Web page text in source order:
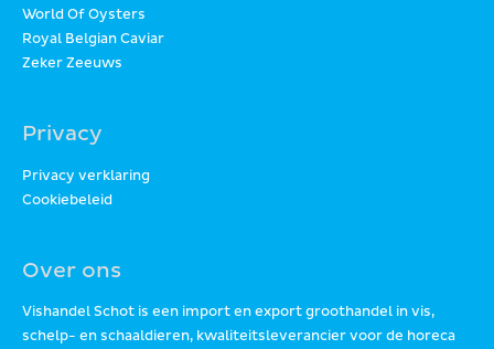
World Of Oysters
Royal Belgian Caviar
Zeker Zeeuws
Privacy
Privacy verklaring
Cookiebeleid
Over ons
Vishandel Schot is een import en export groothandel in vis,
schelp- en schaaldieren, kwaliteitsleverancier voor de horeca